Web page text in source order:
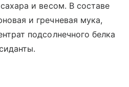
и весом. В составе
и гречневая мука,
подсолнечного белка